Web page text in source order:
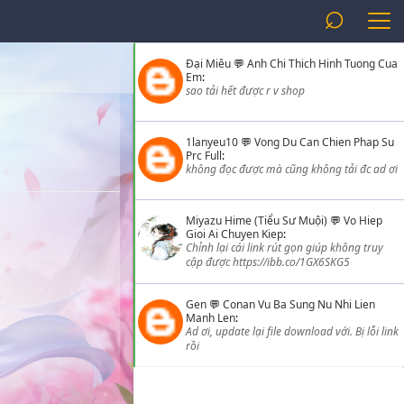
⌕
Đại Miêu 💬 Anh Chi Thich Hinh Tuong Cua
Em:
sao tải hết được r v shop
1lanyeu10 💬 Vong Du Can Chien Phap Su
Prc Full:
không đọc được mà cũng không tải đc ad ơi
Miyazu Hime (Tiểu Sư Muội) 💬 Vo Hiep
Gioi Ai Chuyen Kiep:
Chỉnh lại cái link rút gọn giúp không truy
cập được https://ibb.co/1GX6SKG5
Gen 💬 Conan Vu Ba Sung Nu Nhi Lien
Manh Len:
Ad ơi, update lại file download với. Bị lỗi link
rồi